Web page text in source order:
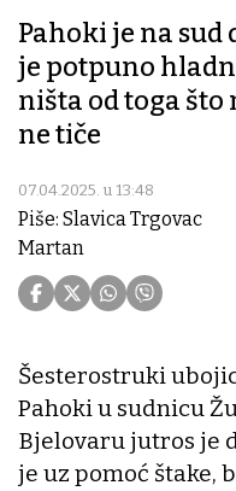
Pahoki je na sud
je potpuno
ništa od toga što
ne tiče
07.04.2025. u 13:48
Piše: Slavica Trgovac
Martan
Šesterostruki
Pahoki u sudnicu
Bjelovaru jutros je
je uz pomoć štake,